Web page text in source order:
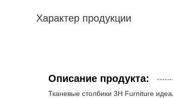
Характер продукции
Описание продукта:
Тканевые столбики 3H Furniture